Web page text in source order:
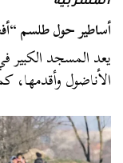
المشربية
أساطير حول طلسم
يعد المسجد الكبير
الأناضول